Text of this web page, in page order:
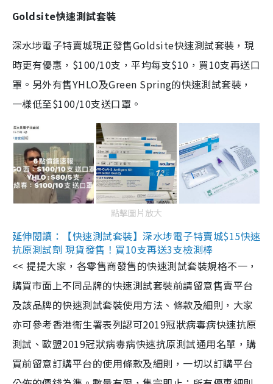
Goldsite快速測試套裝
深水埗電子特賣城現正發售Goldsite快速測試套裝，現
時更有優惠，$100/10支，平均每支$10，買10支再送口
罩。另外有售YHLO及Green Spring的快速測試套裝，
一樣低至$100/10支送口罩。
點擊圖片放大
延伸閱讀：【快速測試套裝】深水埗電子特賣城$15快速
抗原測試劑 現貨發售！買10支再送3支檢測棒
<< 提提大家，各零售商發售的快速測試套裝規格不一，
購買市面上不同品牌的快速測試套裝前請留意售賣平台
及該品牌的快速測試套裝使用方法、條款及細則，大家
亦可參考香港衞生署表列認可2019冠狀病毒病快速抗原
測試、歐盟2019冠狀病毒病快速抗原測試通用名單，購
買前留意訂購平台的使用條款及細則，一切以訂購平台